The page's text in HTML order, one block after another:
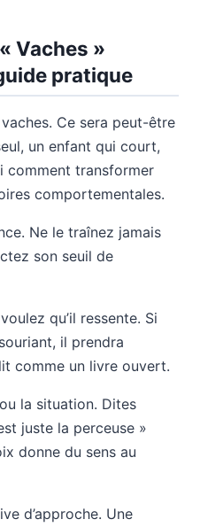
Vaches »
pratique
Ce sera peut-être
un enfant qui court,
comment transformer
comportementales.
Ne le traînez jamais
son seuil de
qu’il ressente. Si
il prendra
comme un livre ouvert.
la situation. Dites
juste la perceuse »
donne du sens au
d’approche. Une